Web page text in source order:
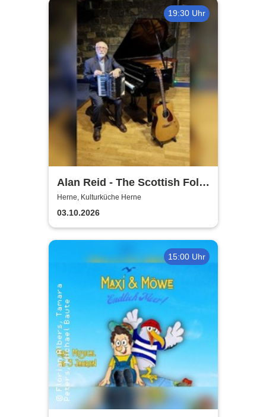
19:30 Uhr
Alan Reid - The Scottish Folk-
Legend
Herne, Kulturküche Herne
03.10.2026
15:00 Uhr